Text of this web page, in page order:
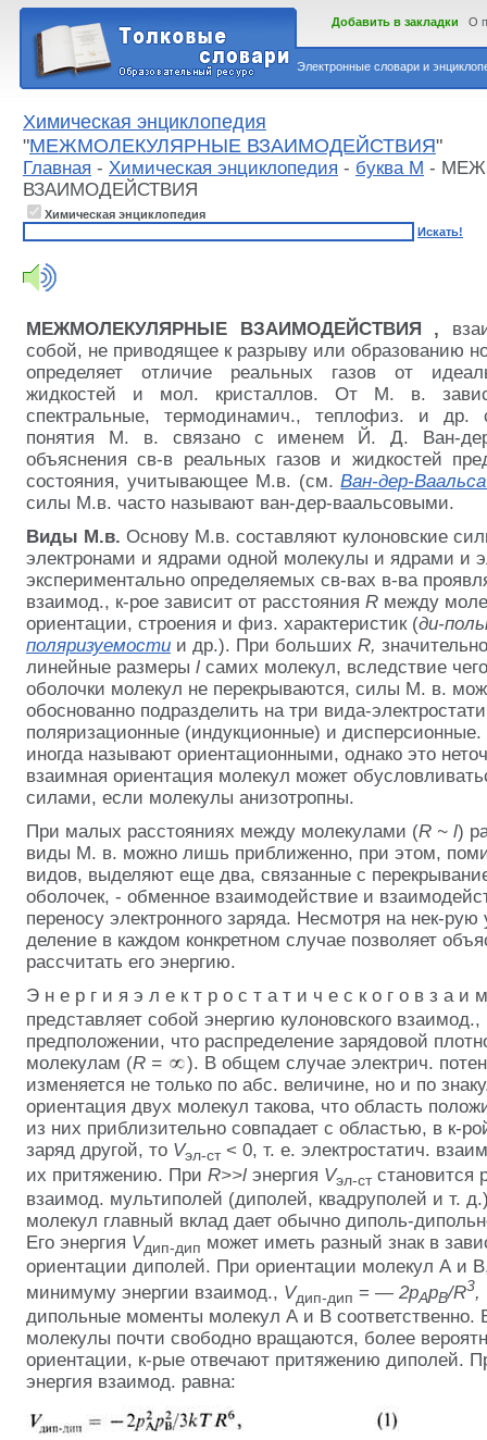
Электронные словари и
Добавить в закладки О
Химическая энциклопедия
"МЕЖМОЛЕКУЛЯРНЫЕ ВЗАИМОДЕЙСТВИЯ"
Главная - Химическая энциклопедия - буква М -
ВЗАИМОДЕЙСТВИЯ
Химическая энциклопедия
Искать!
МЕЖМОЛЕКУЛЯРНЫЕ ВЗАИМОДЕЙСТВИЯ ,
собой, не приводящее к разрыву или образованию
определяет отличие реальных газов от
жидкостей и мол. кристаллов. От М. в.
спектральные, термодинамич., теплофиз. и др.
понятия М. в. связано с именем Й. Д. Ван-
объяснения св-в реальных газов и жидкостей
состояния, учитывающее М.в. (см.Ван-дер-
силы М.в. часто называют ван-дер-ваальсовыми.
Виды М.в. Основу М.в. составляют кулоновские
электронами и ядрами одной молекулы и ядрами и
экспериментально определяемых св-вах в-ва
взаимод., к-рое зависит от расстояния R между
ориентации, строения и физ. характеристик (ди-
поляризуемости и др.). При больших R,
линейные размеры l самих молекул, вследствие
оболочки молекул не перекрываются, силы М. в.
обоснованно подразделить на три вида-
поляризационные (индукционные) и
иногда называют ориентационными, однако это
взаимная ориентация молекул может
силами, если молекулы анизотропны.
При малых расстояниях между молекулами (R ~ l)
виды М. в. можно лишь приближенно, при этом,
видов, выделяют еще два, связанные с
оболочек, - обменное взаимодействие и
переносу электронного заряда. Несмотря на нек-рую
деление в каждом конкретном случае позволяет
рассчитать его энергию.
Э н е р г и я э л е к т р о с т а т и ч е с к о г о в з а и
представляет собой энергию кулоновского
предположении, что распределение зарядовой
молекулам (R =
). В общем случае электрич.
изменяется не только по абс. величине, но и по
ориентация двух молекул такова, что область
из них приблизительно совпадает с областью, в к-
заряд другой, то Vэл-ст< 0, т. е. электростатич.
их притяжению. При R>>l энергия Vэл-стстановится
взаимод. мультиполей (диполей, квадруполей и т.
молекул главный вклад дает обычно диполь-
Его энергия Vдип-дип может иметь разный знак в
ориентации диполей. При ориентации молекул А и
минимуму энергии взаимод., Vдип-дип = — 2pApB/R3,
дипольные моменты молекул А и В соответственно.
молекулы почти свободно вращаются, более
ориентации, к-рые отвечают притяжению диполей.
энергия взаимод. равна: